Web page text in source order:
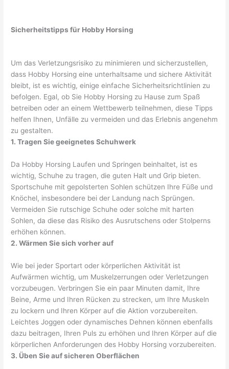
Sicherheitstipps für Hobby Horsing
Um das Verletzungsrisiko zu minimieren und sicherzustellen,
dass Hobby Horsing eine unterhaltsame und sichere Aktivität
bleibt, ist es wichtig, einige einfache Sicherheitsrichtlinien zu
befolgen. Egal, ob Sie Hobby Horsing zu Hause zum Spaß
betreiben oder an einem Wettbewerb teilnehmen, diese Tipps
helfen Ihnen, Unfälle zu vermeiden und das Erlebnis angenehm
zu gestalten.
1. Tragen Sie geeignetes Schuhwerk
Da Hobby Horsing Laufen und Springen beinhaltet, ist es
wichtig, Schuhe zu tragen, die guten Halt und Grip bieten.
Sportschuhe mit gepolsterten Sohlen schützen Ihre Füße und
Knöchel, insbesondere bei der Landung nach Sprüngen.
Vermeiden Sie rutschige Schuhe oder solche mit harten
Sohlen, da diese das Risiko des Ausrutschens oder Stolperns
erhöhen können.
2. Wärmen Sie sich vorher auf
Wie bei jeder Sportart oder körperlichen Aktivität ist
Aufwärmen wichtig, um Muskelzerrungen oder Verletzungen
vorzubeugen. Verbringen Sie ein paar Minuten damit, Ihre
Beine, Arme und Ihren Rücken zu strecken, um Ihre Muskeln
zu lockern und Ihren Körper auf die Aktion vorzubereiten.
Leichtes Joggen oder dynamisches Dehnen können ebenfalls
dazu beitragen, Ihren Puls zu erhöhen und Ihren Körper auf die
körperlichen Anforderungen des Hobby Horsing vorzubereiten.
3. Üben Sie auf sicheren Oberflächen